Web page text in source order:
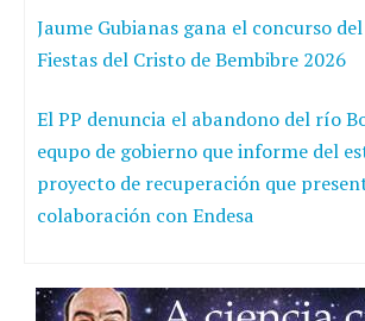
Jaume Gubianas gana el concurso
Fiestas del Cristo de Bembibre 2026
El PP denuncia el abandono del río
equpo de gobierno que informe del
proyecto de recuperación que
colaboración con Endesa